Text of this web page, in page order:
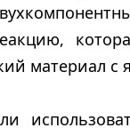
материал с